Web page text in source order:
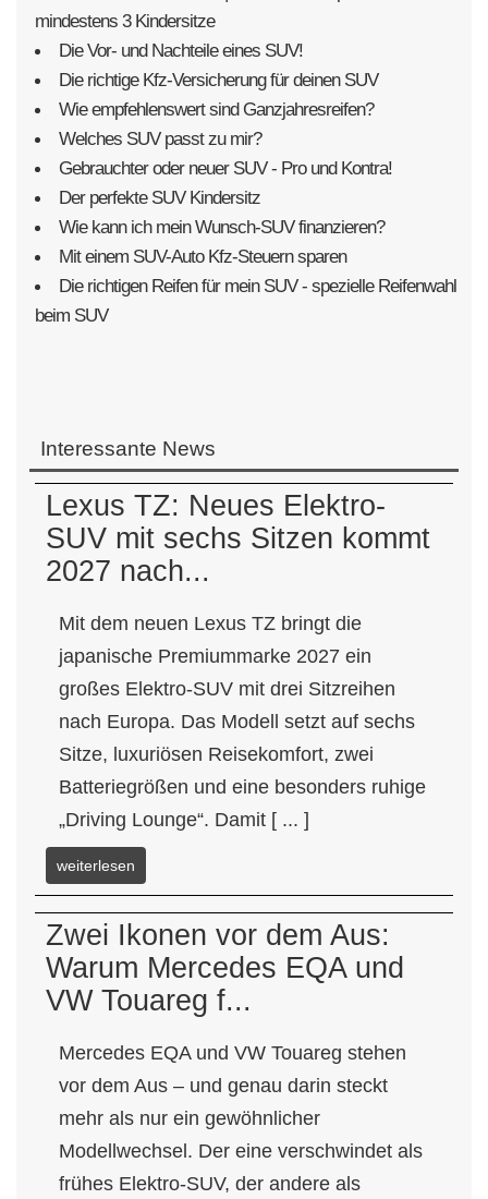
mindestens 3 Kindersitze
Die Vor- und Nachteile eines SUV!
Die richtige Kfz-Versicherung für deinen SUV
Wie empfehlenswert sind Ganzjahresreifen?
Welches SUV passt zu mir?
Gebrauchter oder neuer SUV - Pro und Kontra!
Der perfekte SUV Kindersitz
Wie kann ich mein Wunsch-SUV finanzieren?
Mit einem SUV-Auto Kfz-Steuern sparen
Die richtigen Reifen für mein SUV - spezielle Reifenwahl
beim SUV
Interessante News
Lexus TZ: Neues Elektro-
SUV mit sechs Sitzen kommt
2027 nach...
Mit dem neuen Lexus TZ bringt die
japanische Premiummarke 2027 ein
großes Elektro-SUV mit drei Sitzreihen
nach Europa. Das Modell setzt auf sechs
Sitze, luxuriösen Reisekomfort, zwei
Batteriegrößen und eine besonders ruhige
„Driving Lounge“. Damit [ ... ]
weiterlesen
Zwei Ikonen vor dem Aus:
Warum Mercedes EQA und
VW Touareg f...
Mercedes EQA und VW Touareg stehen
vor dem Aus – und genau darin steckt
mehr als nur ein gewöhnlicher
Modellwechsel. Der eine verschwindet als
frühes Elektro-SUV, der andere als